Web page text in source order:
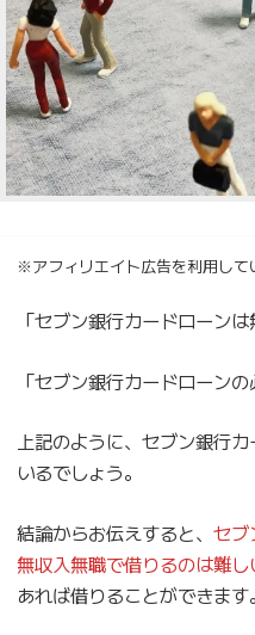
※アフィリエイト広告を利用して
「セブン銀行カードローン
「セブン銀行カードローン
上記のように、セブン銀行
いるでしょう。
結論からお伝えすると、 セブ
無収入無職で借りるのは難し
あれば借りることができます。